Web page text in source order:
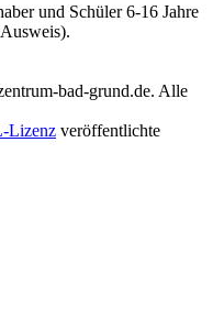
und Schüler 6-16 Jahre
bad-grund.de. Alle
Lizenz veröffentlichte